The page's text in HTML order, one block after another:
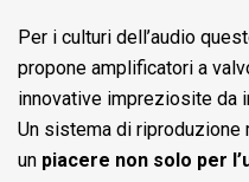
Per i culturi dell’audio
propone amplificatori a
innovative impreziosite da
Un sistema di riproduzione
un piacere non solo per